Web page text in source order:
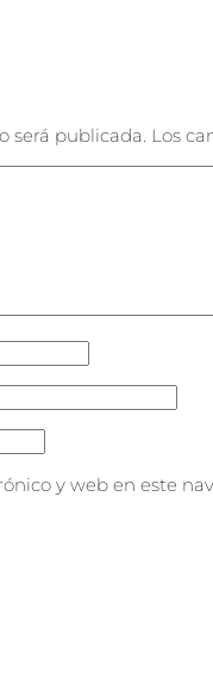
será publicada. Los
y web en este